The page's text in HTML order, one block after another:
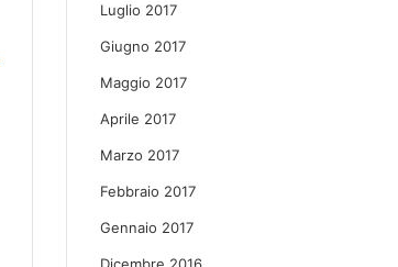
Luglio 2017
Giugno 2017
Maggio 2017
Aprile 2017
Marzo 2017
Febbraio 2017
Gennaio 2017